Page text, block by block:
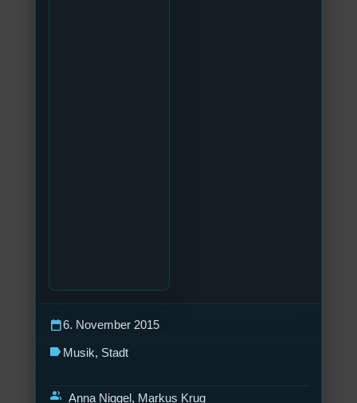
calendar_today6. November 2015
label Musik, Stadt
group Anna Niggel, Markus Krug